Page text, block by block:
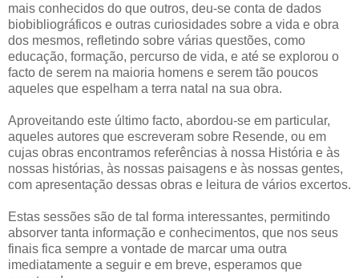
mais conhecidos do que outros, deu-se conta de dados
biobibliográficos e outras curiosidades sobre a vida e obra
dos mesmos, refletindo sobre várias questões, como
educação, formação, percurso de vida, e até se explorou o
facto de serem na maioria homens e serem tão poucos
aqueles que espelham a terra natal na sua obra.
Aproveitando este último facto, abordou-se em particular,
aqueles autores que escreveram sobre Resende, ou em
cujas obras encontramos referências à nossa História e às
nossas histórias, às nossas paisagens e às nossas gentes,
com apresentação dessas obras e leitura de vários excertos.
Estas sessões são de tal forma interessantes, permitindo
absorver tanta informação e conhecimentos, que nos seus
finais fica sempre a vontade de marcar uma outra
imediatamente a seguir e em breve, esperamos que